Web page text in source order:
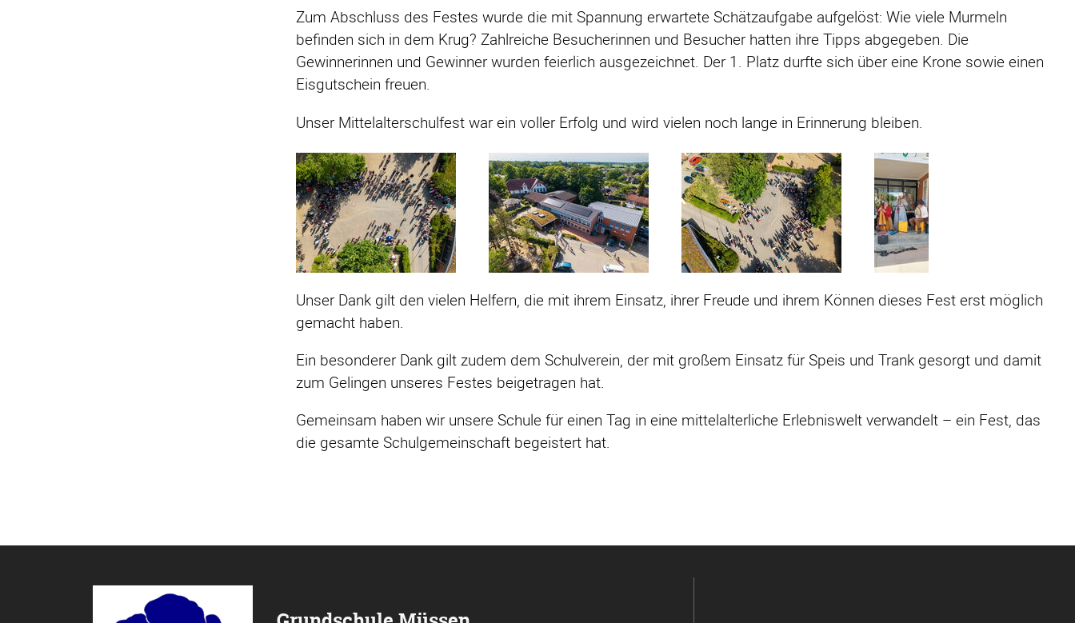
Zum Abschluss des Festes wurde die mit Spannung erwartete Schätzaufgabe aufgelöst: Wie viele Murmeln
befinden sich in dem Krug? Zahlreiche Besucherinnen und Besucher hatten ihre Tipps abgegeben. Die
Gewinnerinnen und Gewinner wurden feierlich ausgezeichnet. Der 1. Platz durfte sich über eine Krone sowie einen
Eisgutschein freuen.
Unser Mittelalterschulfest war ein voller Erfolg und wird vielen noch lange in Erinnerung bleiben.
Unser Dank gilt den vielen Helfern, die mit ihrem Einsatz, ihrer Freude und ihrem Können dieses Fest erst möglich
gemacht haben.
Ein besonderer Dank gilt zudem dem Schulverein, der mit großem Einsatz für Speis und Trank gesorgt und damit
zum Gelingen unseres Festes beigetragen hat.
Gemeinsam haben wir unsere Schule für einen Tag in eine mittelalterliche Erlebniswelt verwandelt – ein Fest, das
die gesamte Schulgemeinschaft begeistert hat.